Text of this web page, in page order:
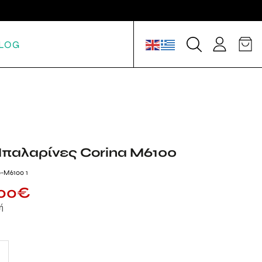
Corina M6100
M6100 1
€